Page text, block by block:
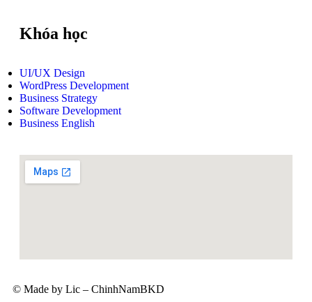
Khóa học
UI/UX Design
WordPress Development
Business Strategy
Software Development
Business English
© Made by Lic – ChinhNamBKD